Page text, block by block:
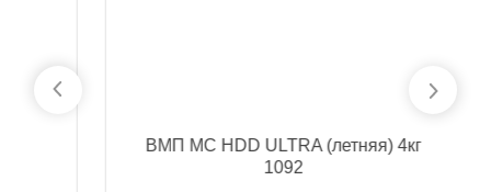
МП МС HDD ULTRA (летняя) 4к
1092